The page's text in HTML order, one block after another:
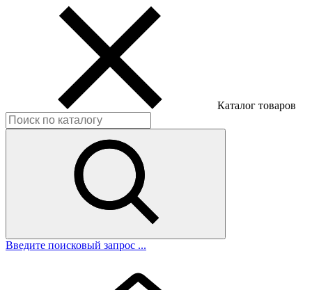
Каталог товаров
Введите поисковый запрос ...